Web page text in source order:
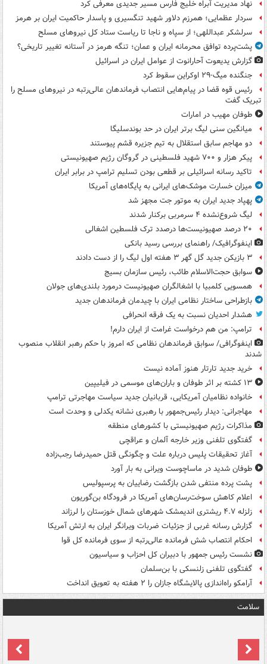
نهاد مدیریت آبراه خلیج فارس مسیر جدیدی معرفی کرد
سردار عظمایی؛ همرزم دلاور شهید تنگسیری و پاسدار حاکمیت ایران بر هرمز
سرلشکر عبداللهی؛ از سپاه و ناجا تا ریاست ستاد کل نیروهای مسلح
پشت‌پرده توافق محرمانه ایران و عمان؛ تنگه هرمز در آستانه تغییر تاریخی؟
گزارش یدیعوت آحارانوت از عوامل ایران در اسرائیل
جنگنده میگ-۲۹ اوکراین سقوط کرد
رئیس قوه قضا در پیام‌هایی انتصاب‌ فرماندهان عالی‌رتبه در نیروهای مسلح را
تبریک گفت
طوفان مهیب در امارات
میانگین سنی لیگ برتر ایران در حد بوندسلیگا
دو مهاجم سابق استقلال به تیم جزیره قشم پیوستند
پیکر هزار و ۷۰۰ شهید فلسطینی در گروگان رژیم صهیونیستی
تاکید رسانه اسرائیلی بر قطعی بودن تسلیم ترامپ در برابر ایران
میزان خسارت موشک‌های ایرانی به پایگاه‌های آمریکا
پهپاد جدید ایران به موتور جت مجهز شد
لیگ شروع‌نشده ۴ سرمربی برکنار شدند
۲۰ درصد صهیونیست‌ها درصدد ترک فلسطین اشغالی
اینفوگرافیک/ راهنمای بررسی رسید بانکی
۳ بازیکن جدید گل گهر ۳ هفته اول لیگ را از دست دادند
سوابق حجت‌الاسلام طائب، رئیس سازمان بسیج
همسویی کلمبیا با اشغالگران صهیونیست درمورد بلندی‌های جولان
بازطراحی ساختار نظامی ایران با چیدمان فرماندهان جدید
هشدار احدیان نسبت به یک فرقه انحرافی
ترامپ: من هم درخواست غرامت از ایران دارم!
اینفوگرافی/ سوابق فرماندهان نظامی که امروز با حکم رهبر انقلاب منصوب
شدند
خرید جدید تارتار هنوز آماده نیست
۱۳ کشته بر اثر طوفان و باران‌های موسمی در فیلیپین
خانواده نظامیان آمریکایی، قربانیان جدید سیاست مهاجرتی ترامپ
مهاجرانی: دیدار رئیس‌جمهور با رهبری نشانه یکدلی و وحدت است
مذاکرات رژیم صهیونیستی با کشورهای منطقه
گفتگوی تلفنی وزیر خارجه آلمان و عراقچی
آغاز تحقیقات پلیس درباره علت و چگونگی قتل حمیدرضا رجب‌زاده
طوفان شدید در ماساچوست ویرانی به بار آورد
پشت پرده منتفی شدن بازگشت رضاییان به پرسپولیس
اعلام کاهش سوخت‌رسان‌های آمریکا در فرودگاه بن‌گوریون
زلزله ۴.۷ ریشتری اندیمشک شهرهای شمال خوزستان را لرزاند
گزارش رسانه غربی از جزئیات ضربات ویرانگر ایران به ارتش آمریکا
احکام انتصاب شش فرمانده عالی‌رتبه از سوی فرمانده کل قوا
نشست رئیس جمهور با دبیران کل احزاب و سیاسیون
گفتگوی تلفنی زلنسکی با بن‌سلمان
آرامکو راه‌اندازی پالایشگاه جازان را ۲ هفته به تعویق انداخت
سلامت